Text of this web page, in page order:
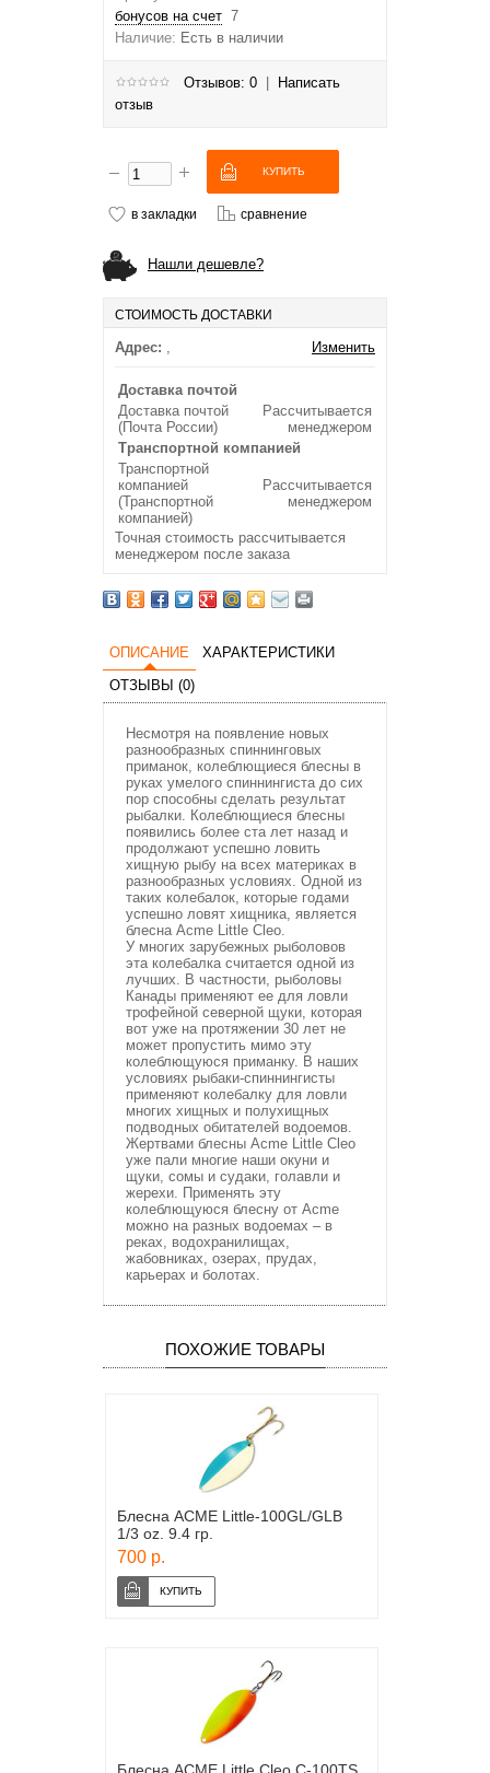
бонусов на счет 7
Наличие: Есть в наличии
Отзывов: 0
Написать
отзыв
в закладки сравнение
Нашли дешевле?
СТОИМОСТЬ ДОСТАВКИ
Адрес: , Изменить
Доставка почтой
Доставка почтой
(Почта России)
Рассчитывается
менеджером
Транспортной компанией
Транспортной
компанией
(Транспортной
компанией)
Рассчитывается
менеджером
Точная стоимость рассчитывается
менеджером после заказа
ОПИСАНИЕ
ХАРАКТЕРИСТИКИ
ОТЗЫВЫ (0)
Несмотря на появление новых
разнообразных спиннинговых
приманок, колеблющиеся блесны в
руках умелого спиннингиста до сих
пор способны сделать результат
рыбалки. Колеблющиеся блесны
появились более ста лет назад и
продолжают успешно ловить
хищную рыбу на всех материках в
разнообразных условиях. Одной из
таких колебалок, которые годами
успешно ловят хищника, является
блесна Acme Little Cleo.
У многих зарубежных рыболовов
эта колебалка считается одной из
лучших. В частности, рыболовы
Канады применяют ее для ловли
трофейной северной щуки, которая
вот уже на протяжении 30 лет не
может пропустить мимо эту
колеблющуюся приманку. В наших
условиях рыбаки-спиннингисты
применяют колебалку для ловли
многих хищных и полухищных
подводных обитателей водоемов.
Жертвами блесны Acme Little Cleo
уже пали многие наши окуни и
щуки, сомы и судаки, голавли и
жерехи. Применять эту
колеблющуюся блесну от Acme
можно на разных водоемах – в
реках, водохранилищах,
жабовниках, озерах, прудах,
карьерах и болотах.
ПОХОЖИЕ ТОВАРЫ
Блесна ACME Little-100GL/GLB
1/3 oz. 9.4 гр.
700 р.